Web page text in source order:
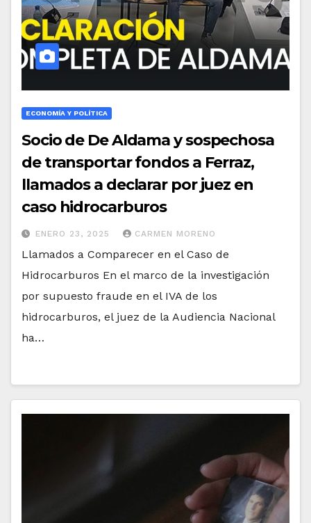
ECONOMÍA Y POLÍTICA
Socio de De Aldama y sospechosa
de transportar fondos a Ferraz,
llamados a declarar por juez en
caso hidrocarburos
ENERO 23, 2025 CARMEN MORENO
Llamados a Comparecer en el Caso de
Hidrocarburos En el marco de la investigación
por supuesto fraude en el IVA de los
hidrocarburos, el juez de la Audiencia Nacional
ha…